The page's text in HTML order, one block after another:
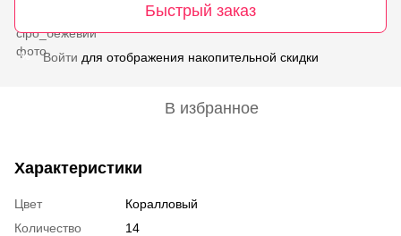
Быстрый заказ
% Войти для отображения накопительной скидки
В избранное
Характеристики
Цвет
Коралловый
Количество
14